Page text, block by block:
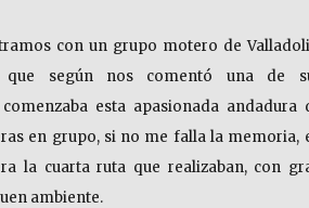
con un grupo motero de
que según nos comentó una de
esta apasionada andadura
en grupo, si no me falla la memoria,
la cuarta ruta que realizaban, con
ambiente.